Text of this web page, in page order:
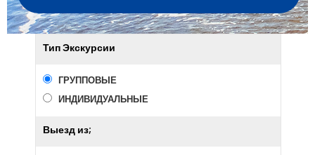
Тип Экскурсии
ГРУППОВЫЕ
ИНДИВИДУАЛЬНЫЕ
Выезд из;